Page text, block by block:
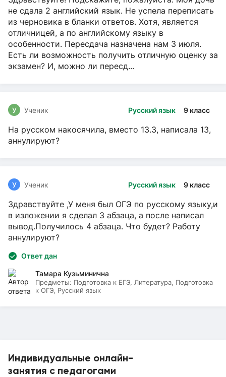
Индивидуальные онлайн-
занятия с педагогами
не сдала 2 английский язык. Не успела переписать
из черновика в бланки ответов. Хотя, является
отличницей, а по английскому языку в
особенности. Пересдача назначена нам 3 июля.
Есть ли возможность получить отличную оценку за
экзамен? И, можно ли пересд...
Русский язык 9 класс
У Ученик
На русском накосячила, вместо 13.3, написала 13,
аннулируют?
Русский язык 9 класс
У Ученик
Здравствуйте ,У меня был ОГЭ по русскому языку,и
в изложении я сделал 3 абзаца, а после написал
вывод.Получилось 4 абзаца. Что будет? Работу
аннулируют?
Ответ дан
Тамара Кузьминична
Предметы: Подготовка к ЕГЭ, Литература, Подготовка
к ОГЭ, Русский язык